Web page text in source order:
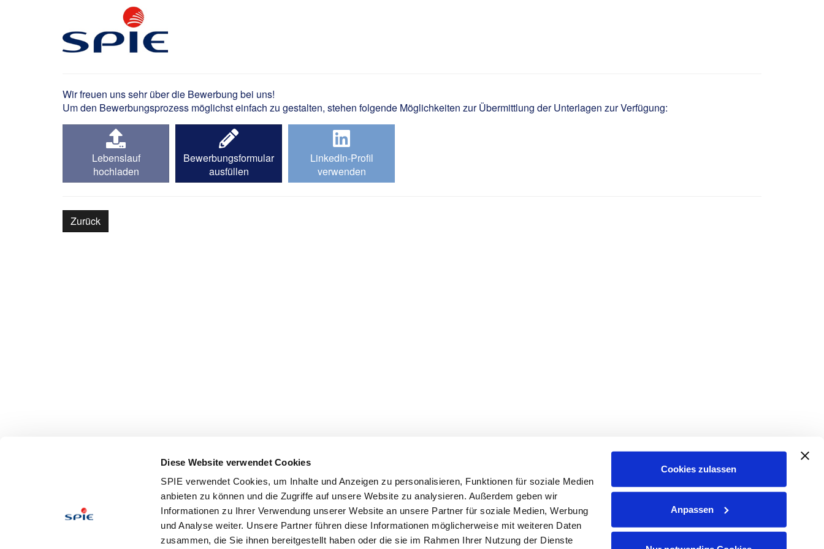
Diese Website verwendet Cookies
SPIE verwendet Cookies, um Inhalte und Anzeigen zu personalisieren, Funktionen für soziale Medien
anbieten zu können und die Zugriffe auf unsere Website zu analysieren. Außerdem geben wir
Informationen zu Ihrer Verwendung unserer Website an unsere Partner für soziale Medien, Werbung
und Analyse weiter. Unsere Partner führen diese Informationen möglicherweise mit weiteren Daten
zusammen, die Sie ihnen bereitgestellt haben oder die sie im Rahmen Ihrer Nutzung der Dienste
Cookies zulassen
Anpassen
Bauleiter Elektrotechnik / Energie- und Gebäudetechnik m/w/d
Wir freuen uns sehr über die Bewerbung bei uns!
Um den Bewerbungsprozess möglichst einfach zu gestalten, stehen folgende Möglichkeiten zur Übermittlung der Unterlagen zur Verfügung:
Bewerbungsformular
ausfüllen
LinkedIn-Profil
verwenden
Lebenslauf
hochladen
Zurück